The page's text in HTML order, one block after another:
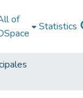
of
Statistics